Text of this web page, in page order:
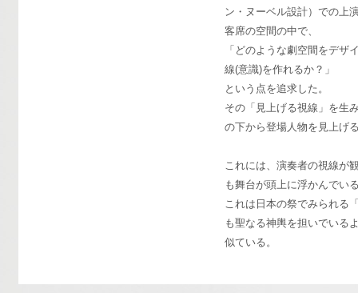
ン・ヌーベル設計）での上
客席の空間の中で、
「どのような劇空間をデザ
線(意識)を作れるか？」
という点を追求した。
その「見上げる視線」を生
の下から登場人物を見上げ
これには、演奏者の視線が
も舞台が頭上に浮かんでい
これは日本の祭でみられる
も聖なる神輿を担いでいる
似ている。